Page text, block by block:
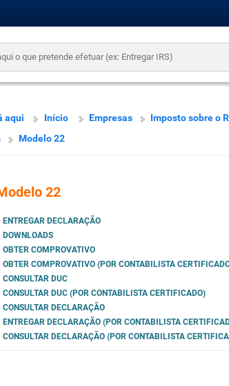
aqui Início Empresas
Imposto sobre o
Modelo 22
22
ENTREGAR DECLARAÇÃO
DOWNLOADS
OBTER COMPROVATIVO
OBTER COMPROVATIVO (POR CONTABILISTA
CONSULTAR DUC
CONSULTAR DUC (POR CONTABILISTA CERTIFICADO)
CONSULTAR DECLARAÇÃO
ENTREGAR DECLARAÇÃO (POR CONTABILISTA
CONSULTAR DECLARAÇÃO (POR CONTABILISTA